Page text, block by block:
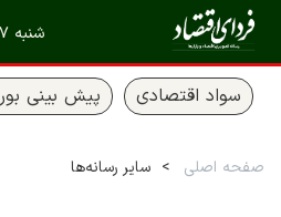
شنبه ۱۷ مرداد ۱۴۰۵
سواد اقتصادی پیش بینی
صفحه اصلی سایر رسانه‌ها